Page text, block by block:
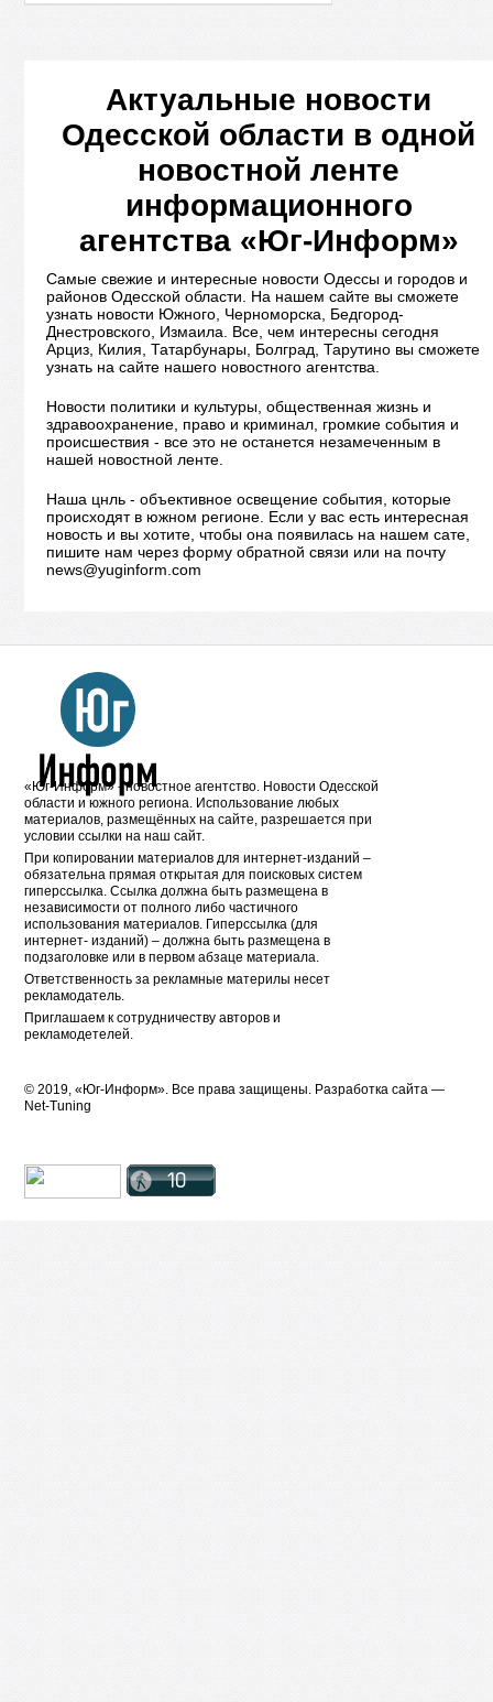
Актуальные новости
Одесской области в одной
новостной ленте
информационного
агентства «Юг-Информ»
Самые свежие и интересные новости Одессы и городов и
районов Одесской области. На нашем сайте вы сможете
узнать новости Южного, Черноморска, Бедгород-
Днестровского, Измаила. Все, чем интересны сегодня
Арциз, Килия, Татарбунары, Болград, Тарутино вы сможете
узнать на сайте нашего новостного агентства.
Новости политики и культуры, общественная жизнь и
здравоохранение, право и криминал, громкие события и
происшествия - все это не останется незамеченным в
нашей новостной ленте.
Наша цнль - объективное освещение события, которые
происходят в южном регионе. Если у вас есть интересная
новость и вы хотите, чтобы она появилась на нашем сате,
пишите нам через форму обратной связи или на почту
news@yuginform.com
«Юг-Информ» - новостное агентство. Новости Одесской
области и южного региона. Использование любых
материалов, размещённых на сайте, разрешается при
условии ссылки на наш сайт.
При копировании материалов для интернет-изданий –
обязательна прямая открытая для поисковых систем
гиперссылка. Ссылка должна быть размещена в
независимости от полного либо частичного
использования материалов. Гиперссылка (для
интернет- изданий) – должна быть размещена в
подзаголовке или в первом абзаце материала.
Ответственность за рекламные материлы несет
рекламодатель.
Приглашаем к сотрудничеству авторов и
рекламодетелей.
© 2019, «Юг-Информ». Все права защищены. Разработка cайта —
Net-Tuning